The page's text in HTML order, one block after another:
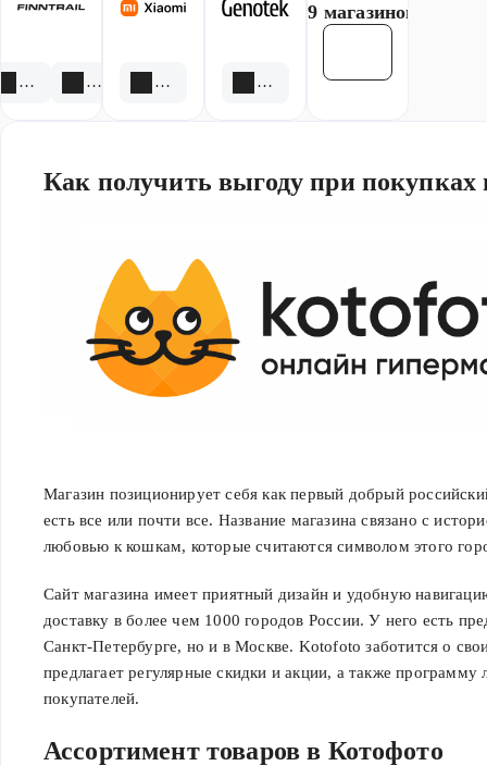
5 акций 1 скидка 1 акция 13 скидок
59 магазинов
Как получить выгоду при покупках
ассортимент товаров, включая электронику, бытовую
многое другое.
Магазин позиционирует себя как первый добрый
есть все или почти все. Название магазина связано с
любовью к кошкам, которые считаются символом этого
Сайт магазина имеет приятный дизайн и удобную
доставку в более чем 1000 городов России. У него есть
Санкт-Петербурге, но и в Москве. Kotofoto заботится о
предлагает регулярные скидки и акции, а также программу
покупателей.
Ассортимент товаров в Котофото